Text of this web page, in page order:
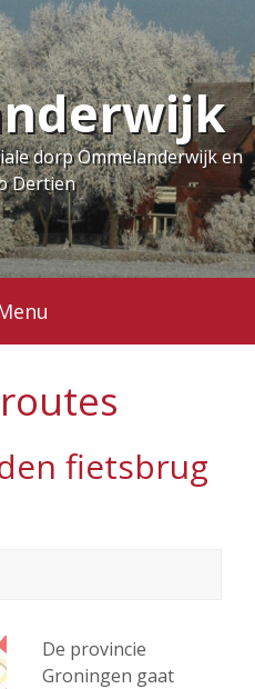
dorp Ommelanderwijk en
Dertien
fietsbrug
De provincie
Groningen gaat